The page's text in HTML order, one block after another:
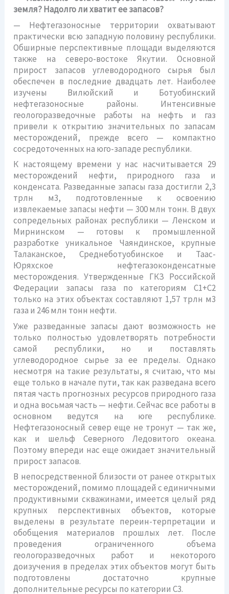
земля? Надолго ли хватит ее запасов?
— Нефтегазоносные территории охватывают
практически всю западную половину республики.
Обширные перспективные площади выделяются
также на северо-востоке Якутии. Основной
прирост запасов углеводородного сырья был
обеспечен в последние двадцать лет. Наиболее
изучены Вилюйский и Ботуобинский
нефтегазоносные районы. Интенсивные
геологоразведочные работы на нефть и газ
привели к открытию значительных по запасам
месторождений, прежде всего — компактно
сосредоточенных на юго-западе республики.
К настоящему времени у нас насчитывается 29
месторождений нефти, природного газа и
конденсата. Разведанные запасы газа достигли 2,3
трлн м3, подготовленные к освоению
извлекаемые запасы нефти — 300 млн тонн. В двух
сопредельных районах республики — Ленском и
Мирнинском — готовы к промышленной
разработке уникальное Чаяндинское, крупные
Талаканское, Среднеботуобинское и Таас-
Юряхское нефтегазоконденсатные
месторождения. Утвержденные ГКЗ Российской
Федерации запасы газа по категориям С1+С2
только на этих объектах составляют 1,57 трлн м3
газа и 246 млн тонн нефти.
Уже разведанные запасы дают возможность не
только полностью удовлетворять потребности
самой республики, но и поставлять
углеводородное сырье за ее пределы. Однако
несмотря на такие результаты, я считаю, что мы
еще только в начале пути, так как разведана всего
пятая часть прогнозных ресурсов природного газа
и одна восьмая часть — нефти. Сейчас все работы в
основном ведутся на юге республике.
Нефтегазоносный север еще не тронут — так же,
как и шельф Северного Ледовитого океана.
Поэтому впереди нас еще ожидает значительный
прирост запасов.
В непосредственной близости от ранее открытых
месторождений, помимо площадей с единичными
продуктивными скважинами, имеется целый ряд
крупных перспективных объектов, которые
выделены в результате переин-терпретации и
обобщения материалов прошлых лет. После
проведения ограниченного объема
геологоразведочных работ и некоторого
доизучения в пределах этих объектов могут быть
подготовлены достаточно крупные
дополнительные ресурсы по категории С3.